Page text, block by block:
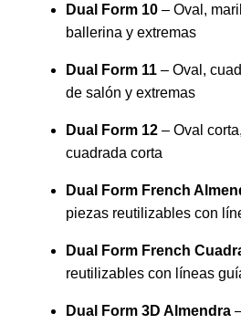
Dual Form 10 – Oval,
ballerina y extremas
Dual Form 11 – Oval,
de salón y extremas
Dual Form 12 – Oval
cuadrada corta
Dual Form French
piezas reutilizables con
Dual Form French
reutilizables con líneas
Dual Form 3D Almendra